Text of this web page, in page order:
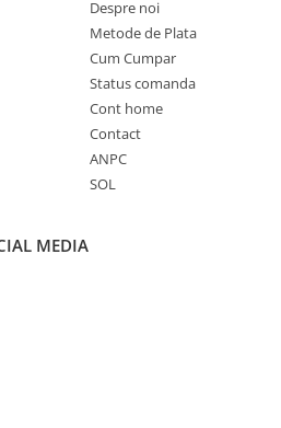
Despre noi
Metode de Plata
Cum Cumpar
Status comanda
Cont home
Contact
ANPC
SOL
MEDIA